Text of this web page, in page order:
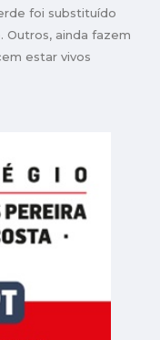
foi substituído
Outros, ainda fazem
estar vivos